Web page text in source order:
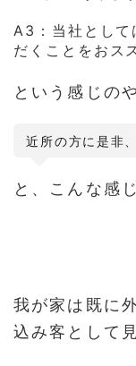
A3：当社として
だくことをおス
という感じの
近所の方に是非
と、こんな感
我が家は既に
込み客として